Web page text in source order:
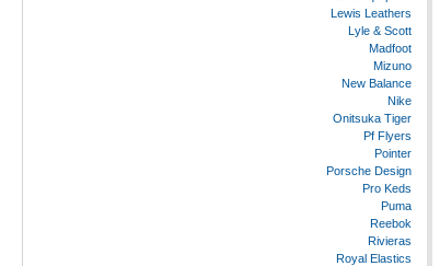
Lewis Leathers
Lyle & Scott
Madfoot
Mizuno
New Balance
Nike
Onitsuka Tiger
Pf Flyers
Pointer
Porsche Design
Pro Keds
Puma
Reebok
Rivieras
Royal Elastics